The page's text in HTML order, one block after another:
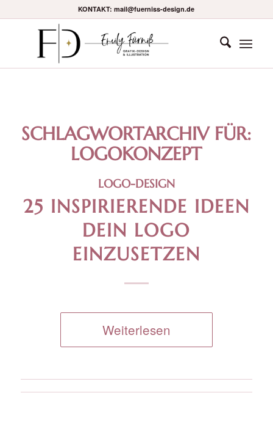
KONTAKT: mail@fuerniss-design.de
SCHLAGWORTARCHIV FÜR:
LOGOKONZEPT
LOGO-DESIGN
25 INSPIRIERENDE IDEEN
DEIN LOGO
EINZUSETZEN
Weiterlesen